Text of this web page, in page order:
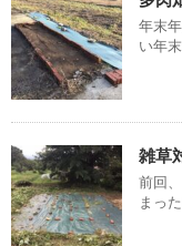
年末
い年
雑草
前回
まっ